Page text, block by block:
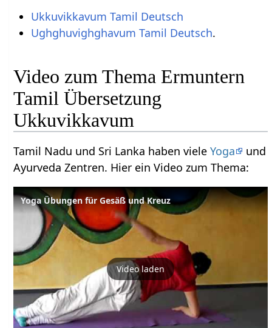
Ukkuvikkavum Tamil Deutsch
Ughghuvighghavum Tamil Deutsch.
Video zum Thema Ermuntern
Tamil Übersetzung
Ukkuvikkavum
Tamil Nadu und Sri Lanka haben vieleYoga
und
Ayurveda Zentren. Hier ein Video zum Thema:
Yoga Übungen für Gesäß und Kreuz
Video laden